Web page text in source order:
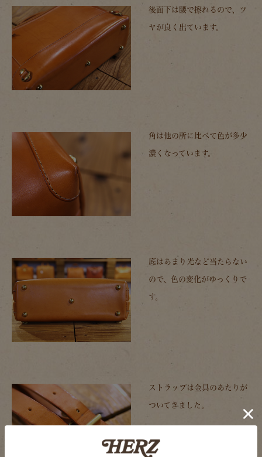
後面下は腰で擦れるので、ツ
ヤが良く出ています。
角は他の所に比べて色が多少
濃くなっています。
底はあまり光など当たらない
ので、色の変化がゆっくりで
す。
ストラップは金具のあたりが
ついてきました。